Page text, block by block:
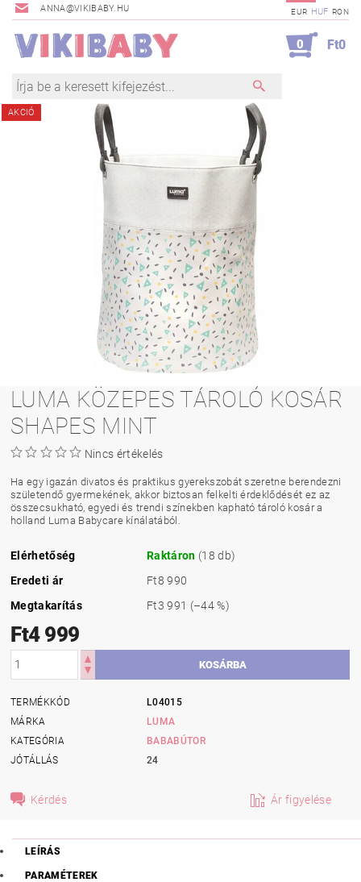
ANNA@VIKIBABY.HU EUR HUF RON
0 Ft0
AKCIÓ
LUMA KÖZEPES TÁROLÓ KOSÁR
SHAPES MINT
Nincs értékelés
Ha egy igazán divatos és praktikus gyerekszobát szeretne berendezni
születendő gyermekének, akkor biztosan felkelti érdeklődését ez az
összecsukható, egyedi és trendi színekben kapható tároló kosár a
holland Luma Babycare kínálatából.
Elérhetőség Raktáron (18 db)
Eredeti ár
Ft8 990
Megtakarítás
Ft3 991 (–44 %)
Ft4 999
TERMÉKKÓD
L04015
MÁRKA
LUMA
KATEGÓRIA
BABABÚTOR
JÓTÁLLÁS
24
Kérdés Ár figyelése
LEÍRÁS
PARAMÉTEREK